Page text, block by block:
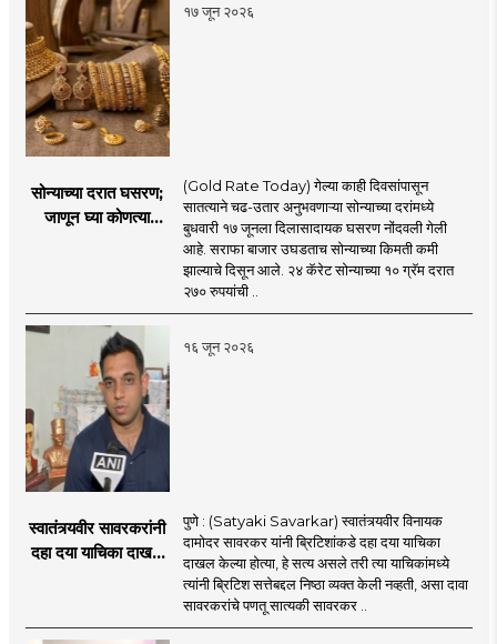
१७ जून २०२६
सोन्याच्या दरात घसरण;
जाणून घ्या कोणत्या
(Gold Rate Today) गेल्या काही दिवसांपासून
सातत्याने चढ-उतार अनुभवणाऱ्या सोन्याच्या दरांमध्ये
बुधवारी १७ जूनला दिलासादायक घसरण नोंदवली गेली
आहे. सराफा बाजार उघडताच सोन्याच्या किमती कमी
झाल्याचे दिसून आले. २४ कॅरेट सोन्याच्या १० ग्रॅम दरात
२७० रुपयांची ..
१६ जून २०२६
स्वातंत्र्यवीर सावरकरांनी
दहा दया याचिका दाखल
निष्ठा व्यक्त केली नाही’!
पुणे : (Satyaki Savarkar) स्वातंत्र्यवीर विनायक
दामोदर सावरकर यांनी ब्रिटिशांकडे दहा दया याचिका
दाखल केल्या होत्या, हे सत्य असले तरी त्या याचिकांमध्ये
त्यांनी ब्रिटिश सत्तेबद्दल निष्ठा व्यक्त केली नव्हती, असा दावा
सावरकरांचे पणतू सात्यकी सावरकर ..